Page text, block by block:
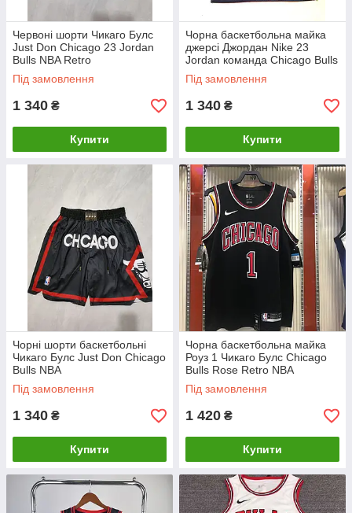
Червоні шорти Чикаго Булс
Just Don Chicago 23 Jordan
Bulls NBA Retro
Під замовлення
1 340 ₴
Купити
Чорна баскетбольна майка
джерсі Джордан Nike 23
Jordan команда Chicago Bulls
2023-2024
Під замовлення
1 340 ₴
Купити
Чорні шорти баскетбольні
Чикаго Булс Just Don Chicago
Bulls NBA
Під замовлення
1 340 ₴
Купити
Чорна баскетбольна майка
Роуз 1 Чикаго Булс Chicago
Bulls Rose Retro NBA
Swingman Jersey
Під замовлення
1 420 ₴
Купити